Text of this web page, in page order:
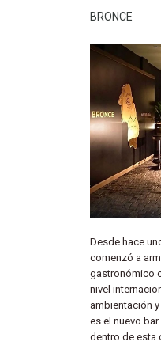
BRONCE
Desde hace
comenzó a
gastronómico
nivel
ambientación
es el nuevo
dentro de esta